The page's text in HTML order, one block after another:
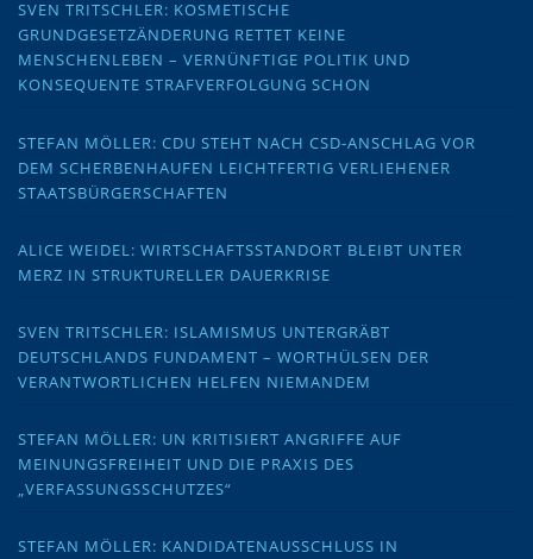
SVEN TRITSCHLER: KOSMETISCHE
GRUNDGESETZÄNDERUNG RETTET KEINE
MENSCHENLEBEN – VERNÜNFTIGE POLITIK UND
KONSEQUENTE STRAFVERFOLGUNG SCHON
STEFAN MÖLLER: CDU STEHT NACH CSD-ANSCHLAG VOR
DEM SCHERBENHAUFEN LEICHTFERTIG VERLIEHENER
STAATSBÜRGERSCHAFTEN
ALICE WEIDEL: WIRTSCHAFTSSTANDORT BLEIBT UNTER
MERZ IN STRUKTURELLER DAUERKRISE
SVEN TRITSCHLER: ISLAMISMUS UNTERGRÄBT
DEUTSCHLANDS FUNDAMENT – WORTHÜLSEN DER
VERANTWORTLICHEN HELFEN NIEMANDEM
STEFAN MÖLLER: UN KRITISIERT ANGRIFFE AUF
MEINUNGSFREIHEIT UND DIE PRAXIS DES
„VERFASSUNGSSCHUTZES“
STEFAN MÖLLER: KANDIDATENAUSSCHLUSS IN